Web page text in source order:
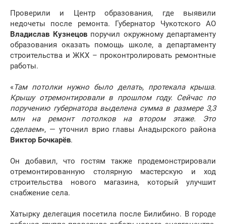
Проверили и Центр образования, где выявили
недочеты после ремонта. Губернатор Чукотского АО
Владислав Кузнецов поручил окружному департаменту
образования оказать помощь школе, а департаменту
строительства и ЖКХ – проконтролировать ремонтные
работы.
« Там потолки нужно было делать, протекала крыша.
Крышу отремонтировали в прошлом году. Сейчас по
поручению губернатора выделена сумма в размере 3,3
млн на ремонт потолков на втором этаже. Это
сделаем», — уточнил врио главы Анадырского района
Виктор Бочкарёв.
Он добавил, что гостям также продемонстрировали
отремонтированную столярную мастерскую и ход
строительства нового магазина, который улучшит
снабжение села.
Хатырку делегация посетила после Билибино. В городе